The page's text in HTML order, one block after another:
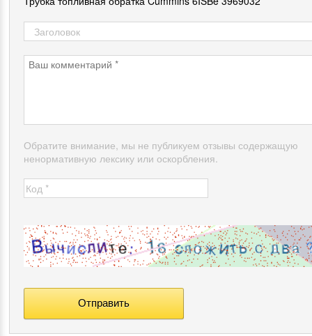
Обратите внимание, мы не публикуем отзывы содержащую
ненормативную лексику или оскорбления.